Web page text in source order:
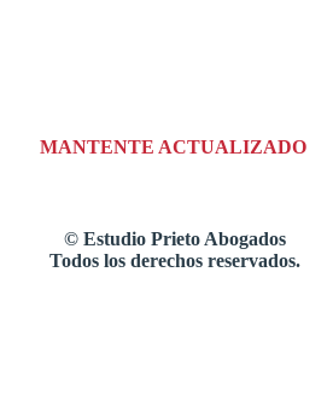
MANTENTE ACTUALIZADO
© Estudio Prieto Abogados
Todos los derechos reservados.